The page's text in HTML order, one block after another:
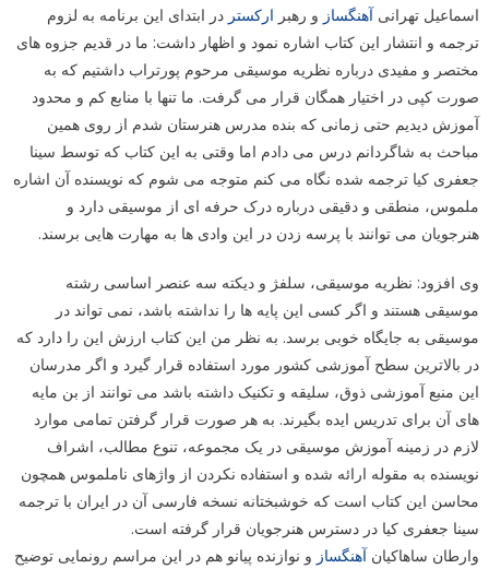
اسماعیل تهرانی آهنگساز و رهبر ارکستر در ابتدای این برنامه به لزوم
ترجمه و انتشار این کتاب اشاره نمود و اظهار داشت: ما در قدیم جزوه های
مختصر و مفیدی درباره نظریه موسیقی مرحوم پورتراب داشتیم که به
صورت کپی در اختیار همگان قرار می گرفت. ما تنها با منابع کم و محدود
آموزش دیدیم حتی زمانی که بنده مدرس هنرستان شدم از روی همین
مباحث به شاگردانم درس می دادم اما وقتی به این کتاب که توسط سینا
جعفری کیا ترجمه شده نگاه می کنم متوجه می شوم که نویسنده آن اشاره
ملموس، منطقی و دقیقی درباره درک حرفه ای از موسیقی دارد و
هنرجویان می توانند با پرسه زدن در این وادی ها به مهارت هایی برسند.
وی افزود: نظریه موسیقی، سلفژ و دیکته سه عنصر اساسی رشته
موسیقی هستند و اگر کسی این پایه ها را نداشته باشد، نمی تواند در
موسیقی به جایگاه خوبی برسد. به نظر من این کتاب ارزش این را دارد که
در بالاترین سطح آموزشی کشور مورد استفاده قرار گیرد و اگر مدرسان
این منبع آموزشی ذوق، سلیقه و تکنیک داشته باشد می توانند از بن مایه
های آن برای تدریس ایده بگیرند. به هر صورت قرار گرفتن تمامی موارد
لازم در زمینه آموزش موسیقی در یک مجموعه، تنوع مطالب، اشراف
نویسنده به مقوله ارائه شده و استفاده نکردن از واژهای ناملموس همچون
محاسن این کتاب است که خوشبختانه نسخه فارسی آن در ایران با ترجمه
سینا جعفری کیا در دسترس هنرجویان قرار گرفته است.
وارطان ساهاکیان آهنگساز و نوازنده پیانو هم در این مراسم رونمایی توضیح